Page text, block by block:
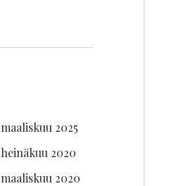
maaliskuu 2025
heinäkuu 2020
maaliskuu 2020